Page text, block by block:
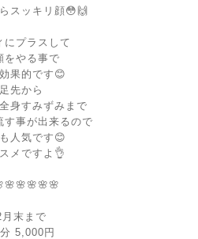
スッキリ顔😳🙌
にプラスして
をやる事で
果的です😊
足先から
身すみずみまで
す事が出来るので
人気です😊
メですよ👌
月末まで
5,000円